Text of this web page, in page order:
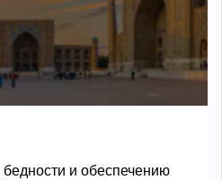
и обеспечению